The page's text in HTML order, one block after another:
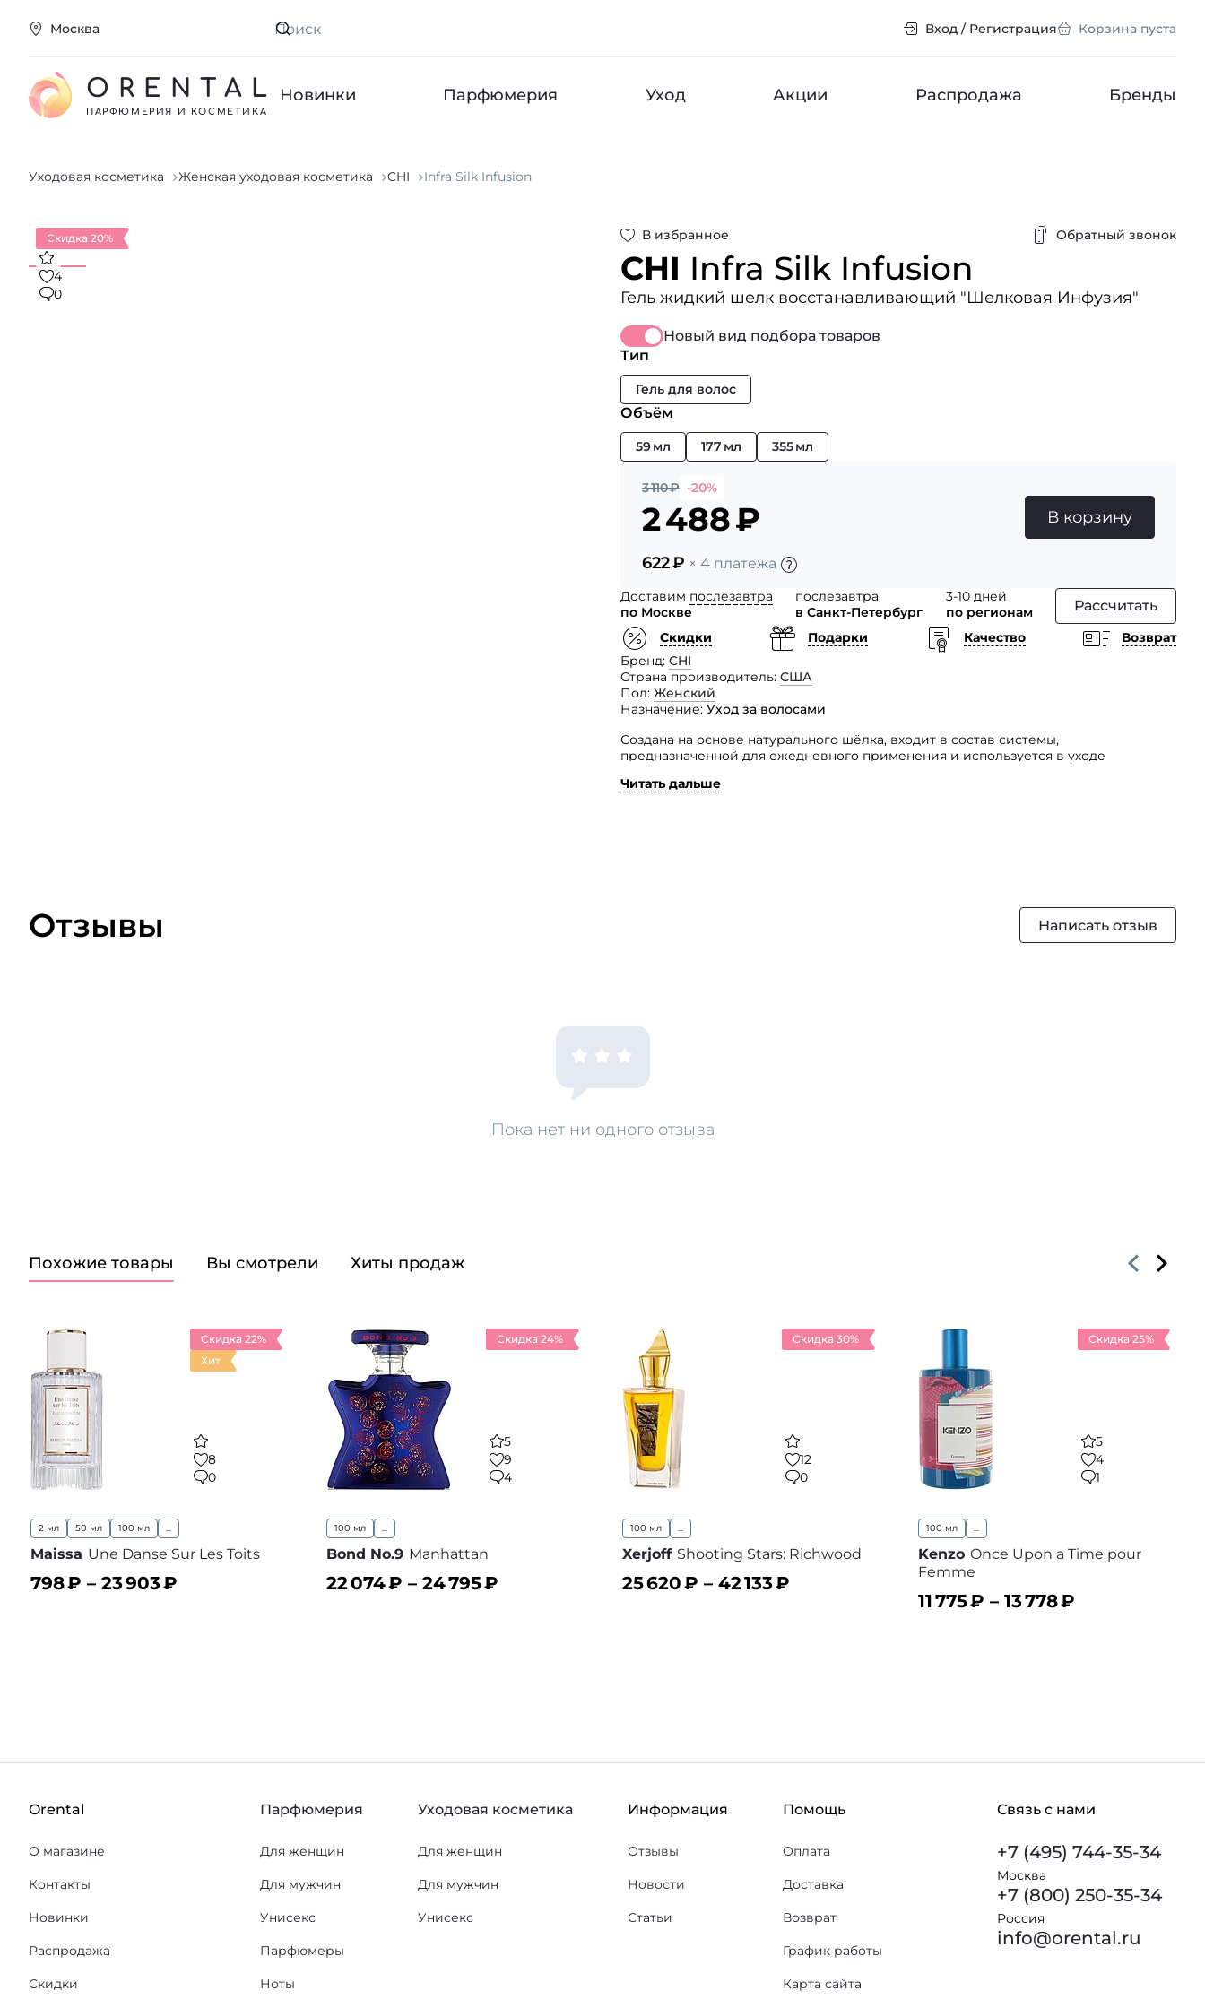
Москва Искать Вход / Регистрация Корзина пуста
ORENTAL
ПАРФЮМЕРИЯ И КОСМЕТИКА
Новинки Парфюмерия Уход Акции Распродажа Бренды
Уходовая косметика Женская уходовая косметика CHI Infra Silk Infusion
В избранное Обратный звонок
CHI Infra Silk Infusion
Гель жидкий шелк восстанавливающий "Шелковая Инфузия"
Скидка 20%
4
0
Новый вид подбора товаров
Тип
Гель для волос
Объём
59 мл 177 мл 355 мл
3 110₽ -20%
2 488₽
622₽ × 4 платежа
В корзину
Доставим послезавтра
по Москве
послезавтра
в Санкт-Петербург
3-10 дней
по регионам
Рассчитать
Скидки Подарки Качество
Возврат
Бренд CHI
Страна производитель США
Пол Женский
Назначение Уход за волосами
Создана на основе натурального шёлка, входит в состав системы,
предназначенной для ежедневного применения и используется в уходе
подвергшимся химическим процедурам.
Рекомендуется для ежедневного использования для всех типов волос.
Читать дальше
Отзывы Написать отзыв
Пока нет ни одного отзыва
Похожие товары Вы смотрели Хиты продаж
Скидка 22%
Хит
8
0
2 мл 50 мл 100 мл ...
Maissa Une Danse Sur Les Toits
798₽ – 23 903₽
Скидка 24%
5
9
4
100 мл ...
Bond No.9 Manhattan
22 074₽ – 24 795₽
Скидка 30%
12
0
100 мл ...
Xerjoff Shooting Stars: Richwood
25 620₽ – 42 133₽
Скидка 25%
5
4
1
100 мл ...
Kenzo Once Upon a Time pour
Femme
11 775₽ – 13 778₽
Orental
О магазине
Контакты
Новинки
Распродажа
Скидки
Парфюмерия
Для женщин
Для мужчин
Унисекс
Парфюмеры
Ноты
Уходовая косметика
Для женщин
Для мужчин
Унисекс
Информация
Отзывы
Новости
Статьи
Помощь
Оплата
Доставка
Возврат
График работы
Карта сайта
Связь с нами
+7 (495) 744-35-34
Москва
+7 (800) 250-35-34
Россия
info@orental.ru